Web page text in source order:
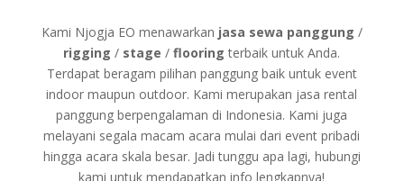
Kami Njogja EO menawarkan jasa sewa panggung /
rigging/ stage/ flooringterbaik untuk Anda.
Terdapat beragam pilihan panggung baik untuk event
indoor maupun outdoor. Kami merupakan jasa rental
panggung berpengalaman di Indonesia. Kami juga
melayani segala macam acara mulai dari event pribadi
hingga acara skala besar. Jadi tunggu apa lagi, hubungi
kami untuk mendapatkan info lengkapnya!